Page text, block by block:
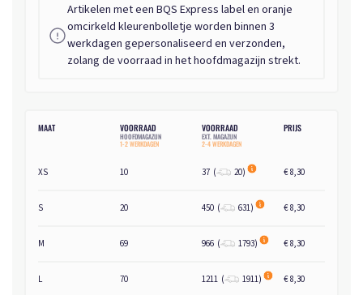
Artikelen met een BQS Express label en oranje
omcirkeld kleurenbolletje worden binnen 3
werkdagen gepersonaliseerd en verzonden,
zolang de voorraad in het hoofdmagazijn strekt.
MAAT VOORRAAD
HOOFDMAGAZIJN
1-2 WERKDAGEN
VOORRAAD
EXT. MAGAZIJN
2-4 WERKDAGEN
PRIJS
XS 10 37 ( 20) € 8,30
S 20 450 ( 631) € 8,30
M 69 966 ( 1793) € 8,30
L 70 1211 ( 1911) € 8,30